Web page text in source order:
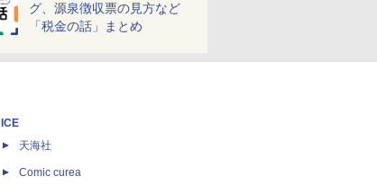
グ、源泉徴収票の見方など
「税金の話」まとめ
ICE
天海社
Comic curea